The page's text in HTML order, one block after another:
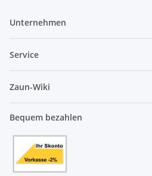
Unternehmen
Service
Zaun-Wiki
Bequem bezahlen